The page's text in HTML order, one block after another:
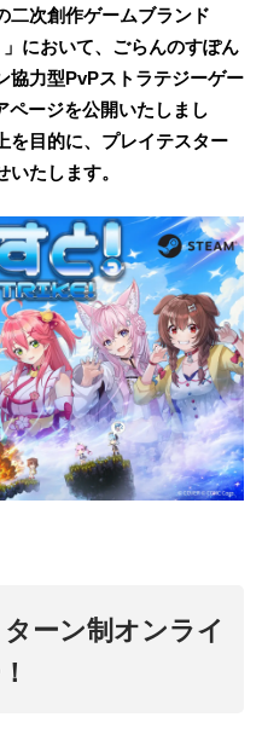
二次創作ゲームブランド
において、ごらんのすぽん
協力型PvPストラテジーゲー
ページを公開いたしまし
を目的に、プレイテスター
たします。
ーン制オンライ